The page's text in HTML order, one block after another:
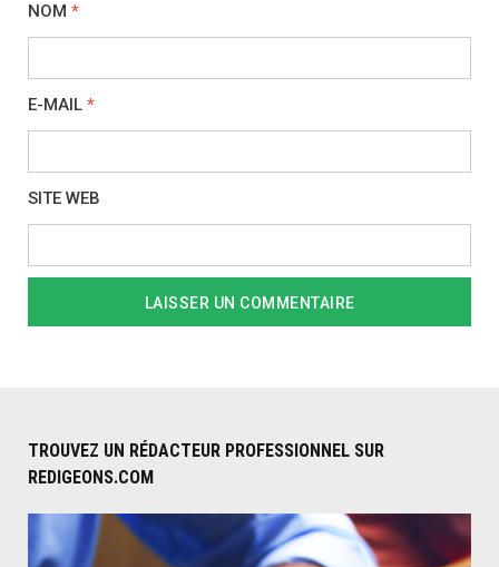
NOM *
E-MAIL *
SITE WEB
TROUVEZ UN RÉDACTEUR PROFESSIONNEL SUR
REDIGEONS.COM